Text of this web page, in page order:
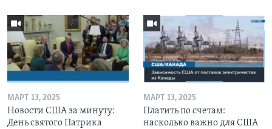
МАРТ 13, 2025
Новости США за минуту:
День святого Патрика
МАРТ 13, 2025
Платить по счетам:
насколько важно для США